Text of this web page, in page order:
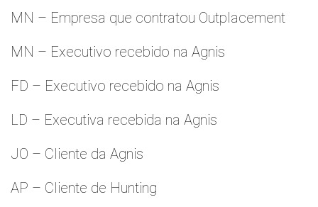
MN – Empresa que contratou Outplacement
MN – Executivo recebido na Agnis
FD – Executivo recebido na Agnis
LD – Executiva recebida na Agnis
JO – Cliente da Agnis
AP – Cliente de Hunting